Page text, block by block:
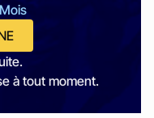
à tout moment.